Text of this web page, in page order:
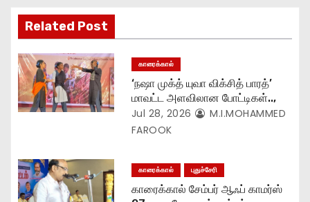
a
t
i
o
Related Post
காரைக்கால்
‘நஷா முக்த் யுவா விக்சித் பாரத்’
மாவட்ட அளவிலான போட்டிகள்..,
Jul 28, 2026
M.I.MOHAMMED
FAROOK
காரைக்கால் புதுச்சேரி
காரைக்கால் சேம்பர் ஆஃப் காமர்ஸ்